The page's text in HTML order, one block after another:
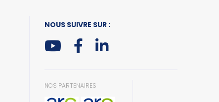
NOUS SUIVRE SUR :
NOS PARTENAIRES